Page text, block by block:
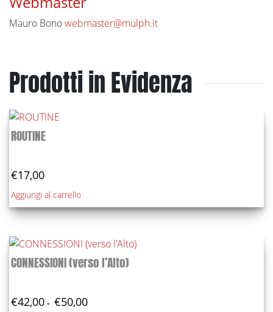
Mauro Bonowebmaster@mulph.it
Prodotti in Evidenza
ROUTINE
€17,00
Aggiungi al carrello
CONNESSIONI (verso l’Alto)
€42,00 - €50,00Fascia